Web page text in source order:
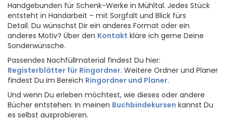
Handgebunden für Schenk-Werke in Mühltal. Jedes Stück
entsteht in Handarbeit – mit Sorgfalt und Blick fürs
Detail. Du wünschst Dir ein anderes Format oder ein
anderes Motiv? Über den Kontakt kläre ich gerne Deine
Sonderwünsche.
Passendes Nachfüllmaterial findest Du hier:
Registerblätter für Ringordner. Weitere Ordner und Planer
findest Du im Bereich Ringordner und Planer.
Und wenn Du erleben möchtest, wie dieses oder andere
Bücher entstehen: In meinen Buchbindekursen kannst Du
es selbst ausprobieren.